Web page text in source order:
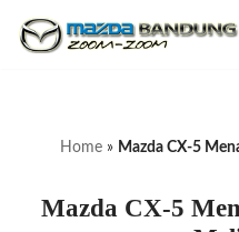
Home » Mazda CX-5
Mazda CX-5